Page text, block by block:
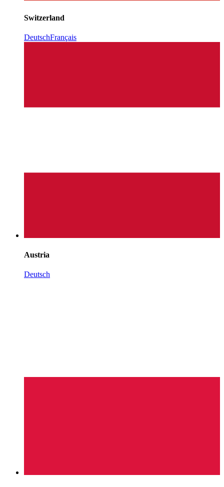
Switzerland
DeutschFrançais
Austria
Deutsch